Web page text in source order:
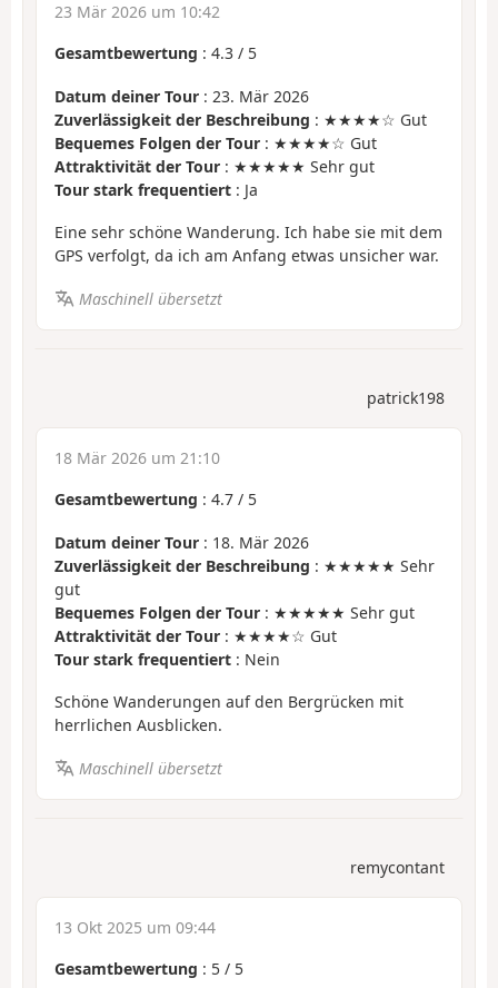
23 Mär 2026 um 10:42
Gesamtbewertung : 4.3 / 5
Datum deiner Tour : 23. Mär 2026
Zuverlässigkeit der Beschreibung : ★★★★☆ Gut
Bequemes Folgen der Tour : ★★★★☆ Gut
Attraktivität der Tour : ★★★★★ Sehr gut
Tour stark frequentiert : Ja
Eine sehr schöne Wanderung. Ich habe sie mit dem
GPS verfolgt, da ich am Anfang etwas unsicher war.
Maschinell übersetzt
patrick198
18 Mär 2026 um 21:10
Gesamtbewertung : 4.7 / 5
Datum deiner Tour : 18. Mär 2026
Zuverlässigkeit der Beschreibung : ★★★★★ Sehr
gut
Bequemes Folgen der Tour : ★★★★★ Sehr gut
Attraktivität der Tour : ★★★★☆ Gut
Tour stark frequentiert : Nein
Schöne Wanderungen auf den Bergrücken mit
herrlichen Ausblicken.
Maschinell übersetzt
remycontant
13 Okt 2025 um 09:44
Gesamtbewertung : 5 / 5